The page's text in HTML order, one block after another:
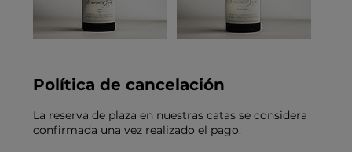
Política de cancelación
La reserva de plaza en nuestras catas se considera
confirmada una vez realizado el pago.